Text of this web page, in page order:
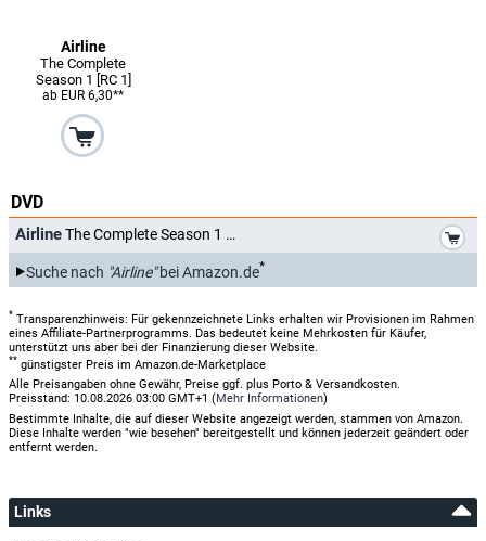
Airline
The Complete
Season 1 [RC 1]
ab EUR 6,30**
DVD
AirlineThe Complete Season 1
Suche nach "Airline"bei Amazon.de*
* Transparenzhinweis: Für gekennzeichnete Links erhalten wir Provisionen im Rahmen
eines Affiliate-Partnerprogramms. Das bedeutet keine Mehrkosten für Käufer,
unterstützt uns aber bei der Finanzierung dieser Website.
** günstigster Preis im Amazon.de-Marketplace
Alle Preisangaben ohne Gewähr, Preise ggf. plus Porto & Versandkosten.
Preisstand: 10.08.2026 03:00 GMT+1 (Mehr Informationen)
Bestimmte Inhalte, die auf dieser Website angezeigt werden, stammen von Amazon.
Diese Inhalte werden "wie besehen" bereitgestellt und können jederzeit geändert oder
entfernt werden.
Links